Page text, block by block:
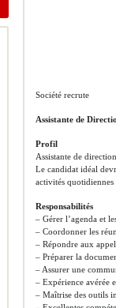
Société recrute
Assistante de
Profil
Assistante de
Le candidat idéal
activités
Responsabilités
– Gérer l’agenda et
– Coordonner les
– Répondre aux
– Préparer la
– Assurer une
– Expérience avérée
– Maîtrise des outils